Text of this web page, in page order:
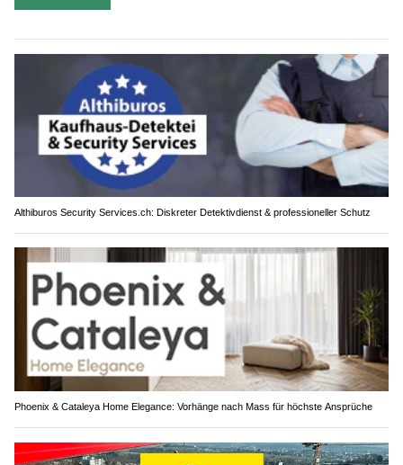
Althiburos Security Services.ch: Diskreter Detektivdienst & professioneller Schutz
Phoenix & Cataleya Home Elegance: Vorhänge nach Mass für höchste Ansprüche